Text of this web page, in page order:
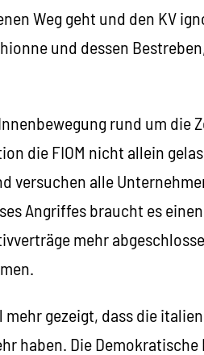
Weg geht und den KV
und dessen
rund um die
die FIOM nicht allein
versuchen alle
Angriffes braucht es
mehr
gezeigt, dass die
haben. Die Demokratische